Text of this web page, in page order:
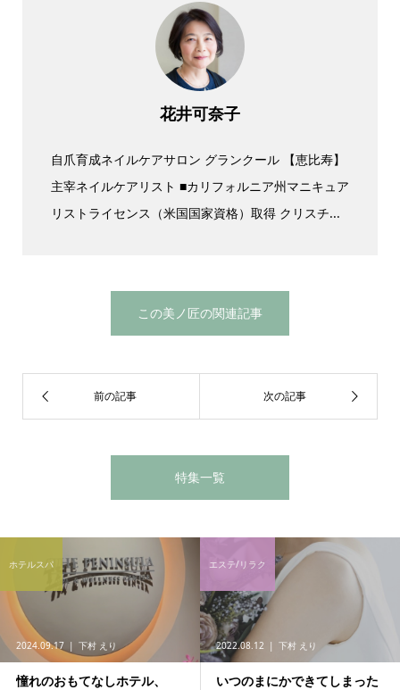
花井可奈子
自爪育成ネイルケアサロン グランクール ​【恵比寿】
主宰ネイルケアリスト ■カリフォルニア州マニキュア
リストライセンス（米国国家資格）取得 クリスチ...
この美ノ匠の関連記事
特集一覧
2024.09.17 下村 えり
憧れのおもてなしホテル、
ホテルスパ
2022.08.12 下村 えり
いつのまにかできてしまった
エステ/リラク